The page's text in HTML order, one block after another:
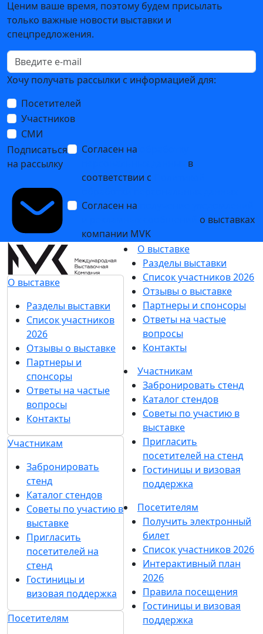
Ценим ваше время, поэтому будем присылать
только важные новости выставки и
спецпредложения.
Хочу получать рассылки с информацией для:
Посетителей
Участников
СМИ
Подписаться
на рассылку
Согласен на
в
соответствии с
Согласен на
о выставках
компании MVK
О выставке
Разделы выставки
Список участников
2026
Отзывы о выставке
Партнеры и
спонсоры
Ответы на частые
вопросы
Контакты
Участникам
Забронировать
стенд
Каталог стендов
Советы по участию в
выставке
Пригласить
посетителей на
стенд
Гостиницы и
визовая поддержка
Посетителям
О выставке
Разделы выставки
Список участников 2026
Отзывы о выставке
Партнеры и спонсоры
Ответы на частые
вопросы
Контакты
Участникам
Забронировать стенд
Каталог стендов
Советы по участию в
выставке
Пригласить
посетителей на стенд
Гостиницы и визовая
поддержка
Посетителям
Получить электронный
билет
Список участников 2026
Интерактивный план
2026
Правила посещения
Гостиницы и визовая
поддержка